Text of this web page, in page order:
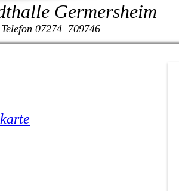
Germersheim
07274 709746